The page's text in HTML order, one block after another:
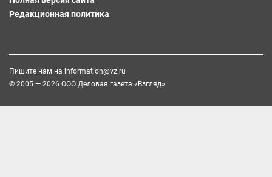
Редакционная политика
Пишите нам на information@vz.ru
© 2005 — 2026 ООО Деловая газета «Взгляд»